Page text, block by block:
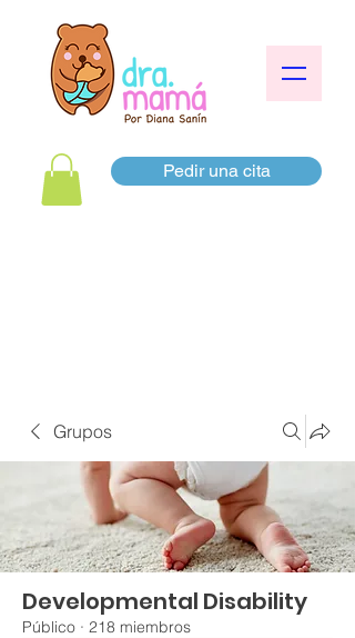
Pedir una cita
Grupos
Developmental Disability
Público · 218 miembros